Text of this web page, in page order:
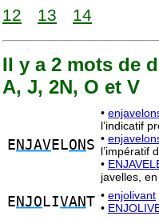
12
13 14
Il y a 2 mots de
A, J, 2N, O et V
E NJAVELON S
•
l’indicatif
•
l’impératif
•
javelles,
E NJO LIVANT • enjolivant
•